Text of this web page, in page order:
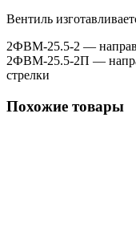
Вентиль
2ФВМ-25.5-2 —
2ФВМ-25.5-2П —
стрелки
Похожие товары